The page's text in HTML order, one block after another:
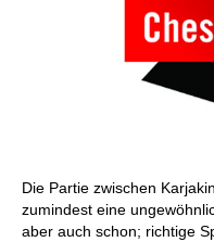
Die Partie zwischen
zumindest eine
aber auch schon; richtige